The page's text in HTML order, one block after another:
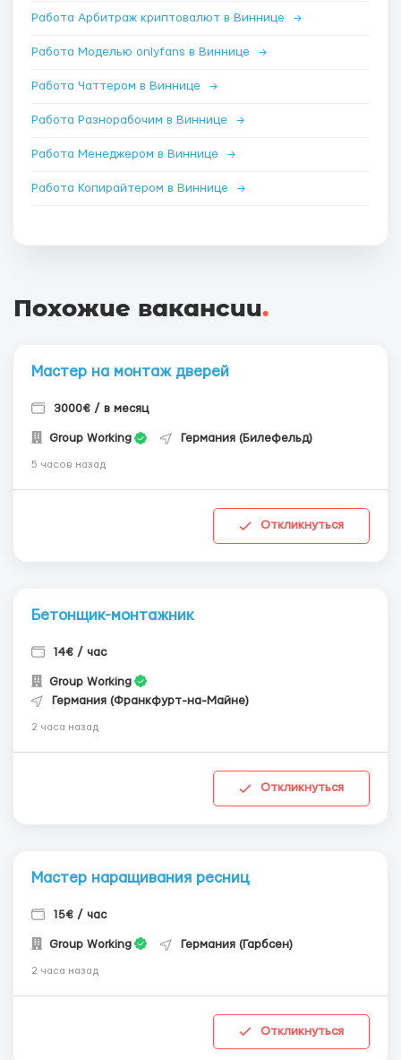
Работа Арбитраж криптовалют в Виннице →
Работа Моделью onlyfans в Виннице →
Работа Чаттером в Виннице →
Работа Разнорабочим в Виннице →
Работа Менеджером в Виннице →
Работа Копирайтером в Виннице →
Похожие вакансии.
Мастер на монтаж дверей
3000€ / в месяц
Group Working Германия (Билефельд)
5 часов назад
Откликнуться
Бетонщик-монтажник
14€ / час
Group Working
Германия (Франкфурт-на-Майне)
2 часа назад
Откликнуться
Мастер наращивания ресниц
15€ / час
Group Working Германия (Гарбсен)
2 часа назад
Откликнуться